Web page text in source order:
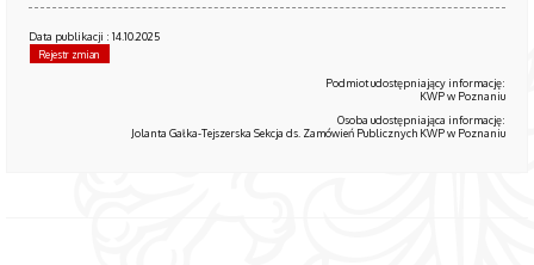
Data publikacji : 14.10.2025
Rejestr zmian
Podmiot udostępniający informację:
KWP w Poznaniu
Osoba udostępniająca informację:
Jolanta Gałka-Tejszerska Sekcja ds. Zamówień Publicznych KWP w Poznaniu